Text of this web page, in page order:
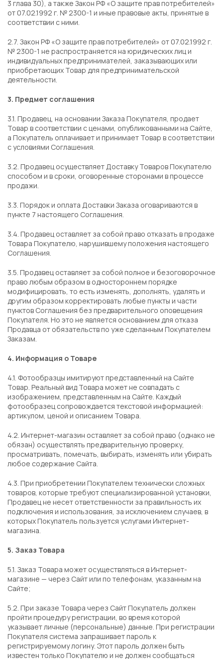
3 глава 30), а также Закон РФ «О защите прав потребителей»
от 07.02.1992 г. № 2300-1 и иные правовые акты, принятые в
соответствии с ними.
2.7. Закон РФ «О защите прав потребителей» от 07.02.1992 г.
№ 2300-1 не распространяется на юридических лиц и
индивидуальных предпринимателей, заказывающих или
приобретающих Товар для предпринимательской
деятельности.
3. Предмет соглашения
3.1. Продавец, на основании Заказа Покупателя, продает
Товар в соответствии с ценами, опубликованными на Сайте,
а Покупатель оплачивает и принимает Товар в соответствии
с условиями Соглашения.
3.2. Продавец осуществляет Доставку Товаров Покупателю
способом и в сроки, оговоренные сторонами в процессе
продажи.
3.3. Порядок и оплата Доставки Заказа оговариваются в
пункте 7 настоящего Соглашения.
3.4. Продавец оставляет за собой право отказать в продаже
Товара Покупателю, нарушившему положения настоящего
Соглашения.
3.5. Продавец оставляет за собой полное и безоговорочное
право любым образом в одностороннем порядке
модифицировать, то есть изменять, дополнять, удалять и
другим образом корректировать любые пункты и части
пунктов Соглашения без предварительного оповещения
Покупателя. Но это не является основанием для отказа
Продавца от обязательств по уже сделанным Покупателем
Заказам.
4. Информация о Товаре
4.1. Фотообразцы имитируют представленный на Сайте
Товар. Реальный вид Товара может не совпадать с
изображением, представленным на Сайте. Каждый
фотообразец сопровождается текстовой информацией:
артикулом, ценой и описанием Товара.
4.2. Интернет-магазин оставляет за собой право (однако не
обязан) осуществлять предварительную проверку,
просматривать, помечать, выбирать, изменять или убирать
любое содержание Сайта.
4.3. При приобретении Покупателем технически сложных
товаров, которые требуют специализированной установки,
Продавец не несет ответственности за правильность их
подключения и использования, за исключением случаев, в
которых Покупатель пользуется услугами Интернет-
магазина.
5. Заказ Товара
5.1. Заказ Товара может осуществляться в Интернет-
магазине — через Сайт или по телефонам, указанным на
Сайте;
5.2. При заказе Товара через Сайт Покупатель должен
пройти процедуру регистрации, во время которой
указывает личные (персональные) данные. При регистрации
Покупателя система запрашивает пароль к
регистрируемому логину. Этот пароль должен быть
известен только Покупателю и не должен сообщаться